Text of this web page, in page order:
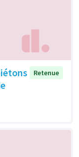
Retenue